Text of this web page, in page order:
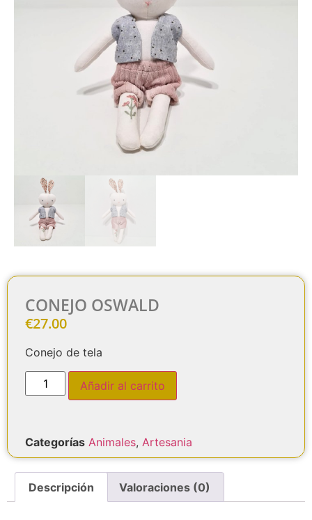
CONEJO OSWALD
€27.00
Conejo de tela
Añadir al carrito
Categorías Animales, Artesania
Descripción Valoraciones (0)